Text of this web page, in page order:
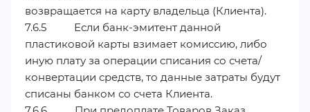
возвращается на карту владельца (Клиента).
7.6.5 Если банк-эмитент данной
пластиковой карты взимает комиссию, либо
иную плату за операции списания со счета/
конвертации средств, то данные затраты будут
списаны банком со счета Клиента.